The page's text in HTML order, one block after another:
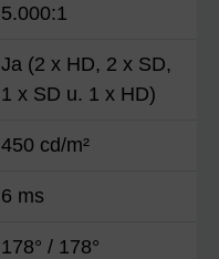
5.000:1
Ja (2 x HD, 2 x SD,
1 x SD u. 1 x HD)
450 cd/m²
6 ms
178° / 178°